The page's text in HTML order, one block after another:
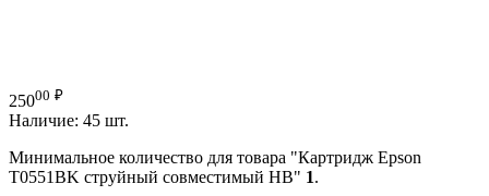
25000 ₽
Наличие: 45 шт.
Минимальное количество для товара "Картридж Epson
T0551BK струйный совместимый HB" 1.